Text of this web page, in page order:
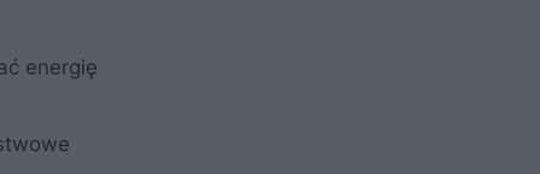
energię